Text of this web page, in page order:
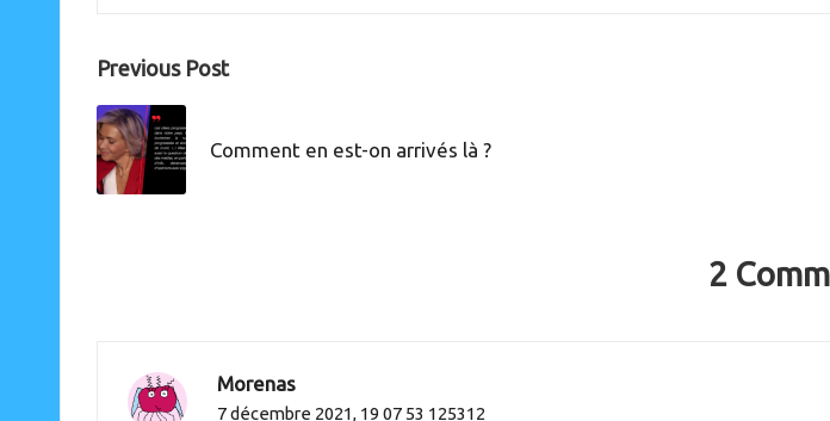
Post
navigation
Previous Post
Comment en est-on arrivés là ?
2
Morenas
7 décembre 2021, 19 07 53 125312